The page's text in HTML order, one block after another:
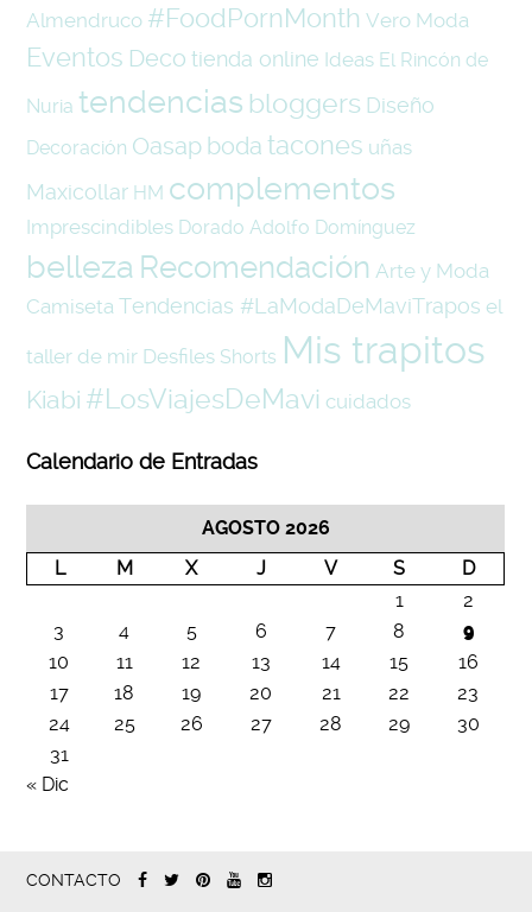
Almendruco #FoodPornMonth Vero Moda
Eventos Deco tienda online Ideas El Rincón de
Nuria tendencias bloggers Diseño
Decoración Oasap boda tacones uñas
Maxicollar HM complementos
Imprescindibles Dorado Adolfo Domínguez
belleza Recomendación Arte y Moda
Camiseta Tendencias #LaModaDeMaviTrapos el
taller de mir Desfiles Shorts Mis trapitos
Kiabi #LosViajesDeMavi cuidados
Calendario de Entradas
AGOSTO 2026
L
M X J V S
D
1
2
3
4 5 6 7 8
9
10
11 12 13 14 15
16
17
18 19 20 21 22
23
24
25 26 27 28 29
30
31
« Dic
CONTACTO